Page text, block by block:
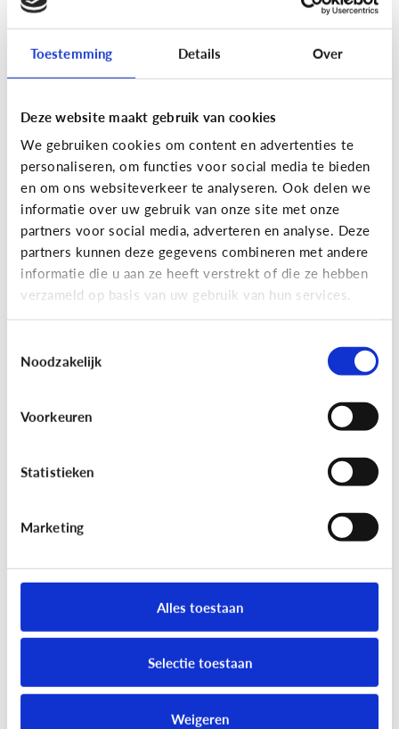
Toestemming Details Over
Deze website maakt gebruik van cookies
We gebruiken cookies om content en advertenties te
personaliseren, om functies voor social media te bieden
en om ons websiteverkeer te analyseren. Ook delen we
informatie over uw gebruik van onze site met onze
partners voor social media, adverteren en analyse. Deze
partners kunnen deze gegevens combineren met andere
informatie die u aan ze heeft verstrekt of die ze hebben
verzameld op basis van uw gebruik van hun services.
Noodzakelijk
Voorkeuren
Statistieken
Marketing
Alles toestaan
Selectie toestaan
Weigeren
Fun met media
Maak je eigen Snapchat of
Instagram filter!
Fun met media
Wandelen was nog nooit zo leuk!
Speels bijleren met een educatieve